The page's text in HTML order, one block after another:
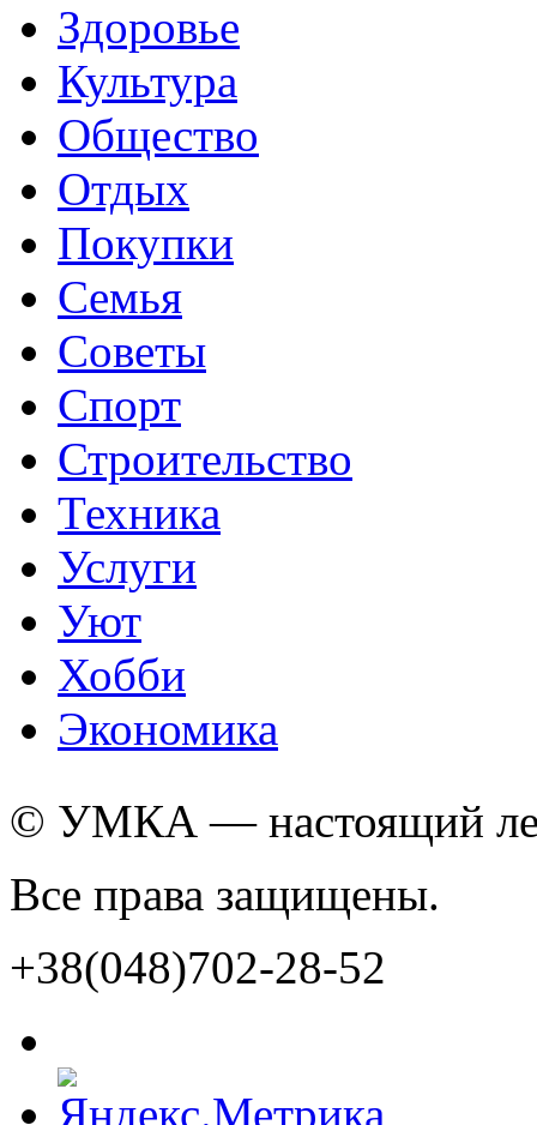
Здоровье
Культура
Общество
Отдых
Покупки
Семья
Советы
Спорт
Строительство
Техника
Услуги
Уют
Хобби
Экономика
© УМКА — настоящий
Все права защищены.
+38(048)702-28-52